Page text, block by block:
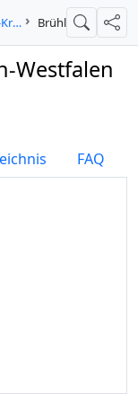
Rhein-Erft-Kreis Brühl Suche
Westfalen
FAQ